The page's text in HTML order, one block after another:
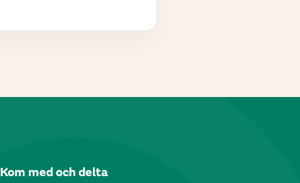
Kom med och delta